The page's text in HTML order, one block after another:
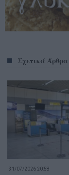
Σχετικά Άρθρα
31/07/2026 20:58